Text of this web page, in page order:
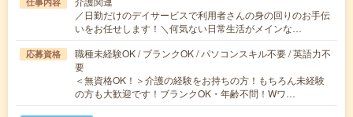
／日勤だけのデイサービスで利用者さんの身の回りのお手伝
いをお任せします！＼何気ない日常生活がメインな…
応募資格
職種未経験OK / ブランクOK / パソコンスキル不要 / 英語力不
要
＜無資格OK！＞介護の経験をお持ちの方！もちろん未経験
の方も大歓迎です！ブランクOK・年齢不問！Wワ…